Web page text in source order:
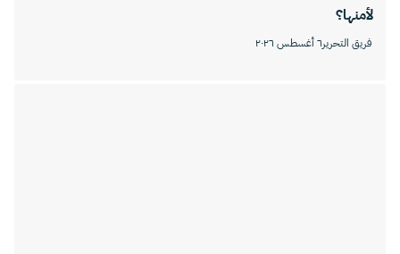
لأمنها؟
فريق التحرير٦ أغسطس ٢٠٢٦